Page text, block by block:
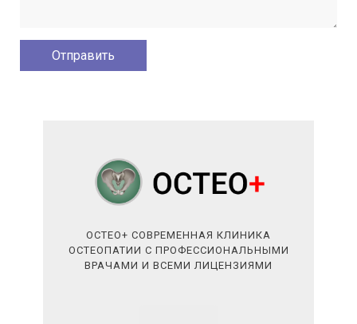
ОСТЕО+ СОВРЕМЕННАЯ КЛИНИКА
ОСТЕОПАТИИ С ПРОФЕССИОНАЛЬНЫМИ
ВРАЧАМИ И ВСЕМИ ЛИЦЕНЗИЯМИ